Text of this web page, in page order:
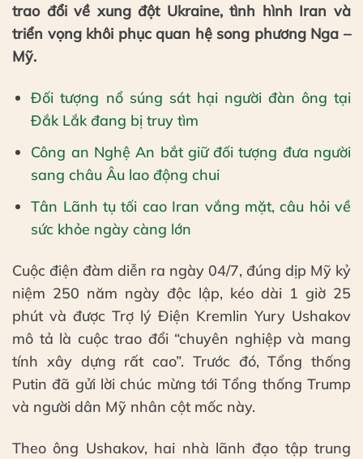
trao đổi về xung đột Ukraine, tình hình Iran và
triển vọng khôi phục quan hệ song phương Nga –
Mỹ.
Đối tượng nổ súng sát hại người đàn ông tại
Đắk Lắk đang bị truy tìm
Công an Nghệ An bắt giữ đối tượng đưa người
sang châu Âu lao động chui
Tân Lãnh tụ tối cao Iran vắng mặt, câu hỏi về
sức khỏe ngày càng lớn
Cuộc điện đàm diễn ra ngày 04/7, đúng dịp Mỹ kỷ
niệm 250 năm ngày độc lập, kéo dài 1 giờ 25
phút và được Trợ lý Điện Kremlin Yury Ushakov
mô tả là cuộc trao đổi “chuyên nghiệp và mang
tính xây dựng rất cao”. Trước đó, Tổng thống
Putin đã gửi lời chúc mừng tới Tổng thống Trump
và người dân Mỹ nhân cột mốc này.
Theo ông Ushakov, hai nhà lãnh đạo tập trung